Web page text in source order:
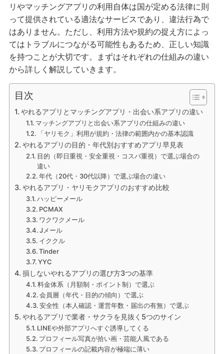
リやマッチングアプリの利用自体は国が定める法律に則
って提供されている適法なサービスであり、違法行為で
はありません。ただし、利用方法や規約の捉え方によっ
てはトラブルにつながる可能性もあるため、正しい知識
を持つことが大切です。まずはそれぞれの仕組みの違い
から詳しく解説していきます。
目次
やれるアプリとマッチングアプリ・出会い系アプリの違い
マッチングアプリと出会い系アプリの仕組みの違い
「ヤリモク」利用が規約・法律の範囲内かの基本認識
やれるアプリの目的・年代別おすすめアプリ早見表
目的（即日重視・安全重視・コスパ重視）で選ぶ場合の
違い
年代（20代・30代以降）で選ぶ場合の違い
やれるアプリ・ヤリモクアプリのおすすめ比較
ハッピーメール
PCMAX
ワクワクメール
Jメール
イククル
Tinder
YYC
損しないやれるアプリの選び方3つの基準
料金体系（月額制・ポイント制）で選ぶ
会員層（年代・目的の傾向）で選ぶ
安全性（本人確認・運営年数・届出の有無）で選ぶ
やれるアプリで業者・サクラを見抜く5つのサイン
LINEや外部アプリへすぐ誘導してくる
プロフィール写真が拾い画・芸能人風である
プロフィールの記載内容が極端に薄い